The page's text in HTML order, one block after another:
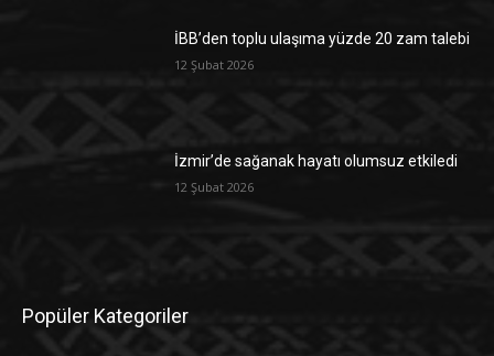
İBB’den toplu ulaşıma yüzde 20 zam talebi
12 Şubat 2026
İzmir’de sağanak hayatı olumsuz etkiledi
12 Şubat 2026
Popüler Kategoriler